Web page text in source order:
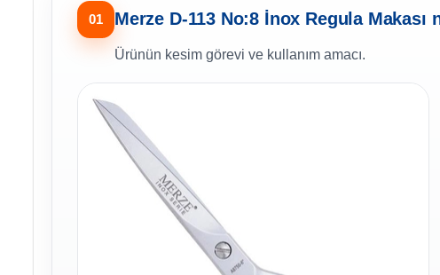
01 Merze D-113 No:8 İnox Regula Makası
Ürünün kesim görevi ve kullanım amacı.